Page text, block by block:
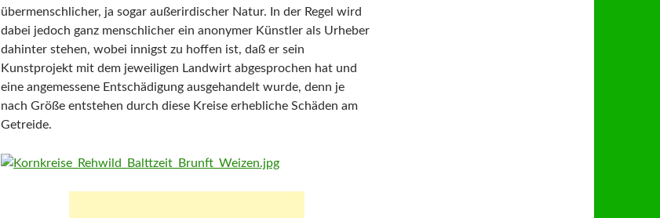
übermenschlicher, ja sogar außerirdischer Natur. In der Regel wird
dabei jedoch ganz menschlicher ein anonymer Künstler als Urheber
dahinter stehen, wobei innigst zu hoffen ist, daß er sein
Kunstprojekt mit dem jeweiligen Landwirt abgesprochen hat und
eine angemessene Entschädigung ausgehandelt wurde, denn je
nach Größe entstehen durch diese Kreise erhebliche Schäden am
Getreide.